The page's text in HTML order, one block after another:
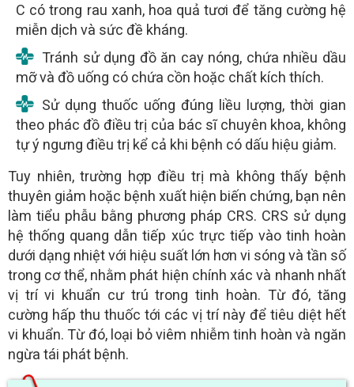
C có trong rau xanh, hoa quả tươi để tăng cường hệ
miễn dịch và sức đề kháng.
Tránh sử dụng đồ ăn cay nóng, chứa nhiều dầu
mỡ và đồ uống có chứa cồn hoặc chất kích thích.
Sử dụng thuốc uống đúng liều lượng, thời gian
theo phác đồ điều trị của bác sĩ chuyên khoa, không
tự ý ngưng điều trị kể cả khi bệnh có dấu hiệu giảm.
Tuy nhiên, trường hợp điều trị mà không thấy bệnh
thuyên giảm hoặc bệnh xuất hiện biến chứng, bạn nên
làm tiểu phẫu bằng phương pháp CRS. CRS sử dụng
hệ thống quang dẫn tiếp xúc trực tiếp vào tinh hoàn
dưới dạng nhiệt với hiệu suất lớn hơn vi sóng và tần số
trong cơ thể, nhằm phát hiện chính xác và nhanh nhất
vị trí vi khuẩn cư trú trong tinh hoàn. Từ đó, tăng
cường hấp thu thuốc tới các vị trí này để tiêu diệt hết
vi khuẩn. Từ đó, loại bỏ viêm nhiễm tinh hoàn và ngăn
ngừa tái phát bệnh.